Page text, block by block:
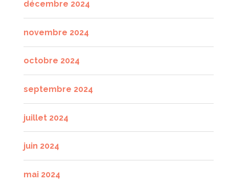
décembre 2024
novembre 2024
octobre 2024
septembre 2024
juillet 2024
juin 2024
mai 2024